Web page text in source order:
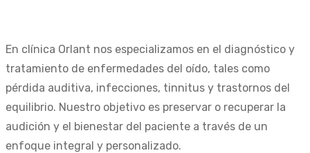
En clínica Orlant nos especializamos en el diagnóstico y
tratamiento de enfermedades del oído, tales como
pérdida auditiva, infecciones, tinnitus y trastornos del
equilibrio. Nuestro objetivo es preservar o recuperar la
audición y el bienestar del paciente a través de un
enfoque integral y personalizado.